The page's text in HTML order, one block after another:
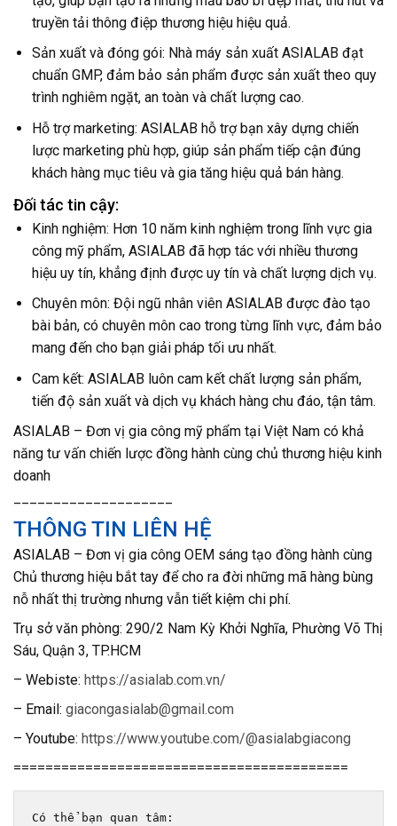
truyền tải thông điệp thương hiệu hiệu quả.
Sản xuất và đóng gói: Nhà máy sản xuất ASIALAB đạt
chuẩn GMP, đảm bảo sản phẩm được sản xuất theo quy
trình nghiêm ngặt, an toàn và chất lượng cao.
Hỗ trợ marketing: ASIALAB hỗ trợ bạn xây dựng chiến
lược marketing phù hợp, giúp sản phẩm tiếp cận đúng
khách hàng mục tiêu và gia tăng hiệu quả bán hàng.
Đối tác tin cậy:
Kinh nghiệm: Hơn 10 năm kinh nghiệm trong lĩnh vực gia
công mỹ phẩm, ASIALAB đã hợp tác với nhiều thương
hiệu uy tín, khẳng định được uy tín và chất lượng dịch vụ.
Chuyên môn: Đội ngũ nhân viên ASIALAB được đào tạo
bài bản, có chuyên môn cao trong từng lĩnh vực, đảm bảo
mang đến cho bạn giải pháp tối ưu nhất.
Cam kết: ASIALAB luôn cam kết chất lượng sản phẩm,
tiến độ sản xuất và dịch vụ khách hàng chu đáo, tận tâm.
ASIALAB – Đơn vị gia công mỹ phẩm tại Việt Nam có khả
năng tư vấn chiến lược đồng hành cùng chủ thương hiệu kinh
doanh
THÔNG TIN LIÊN HỆ
ASIALAB – Đơn vị gia công OEM sáng tạo đồng hành cùng
Chủ thương hiệu bắt tay để cho ra đời những mã hàng bùng
nỗ nhất thị trường nhưng vẫn tiết kiệm chi phí.
Trụ sở văn phòng: 290/2 Nam Kỳ Khởi Nghĩa, Phường Võ Thị
Sáu, Quận 3, TP.HCM
– Webiste: https://asialab.com.vn/
– Email: giacongasialab@gmail.com
– Youtube: https://www.youtube.com/@asialabgiacong
==========================================